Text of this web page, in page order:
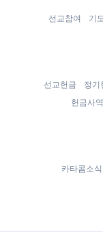
선교참여 기
선교헌금 정기
헌금사
카타콤소